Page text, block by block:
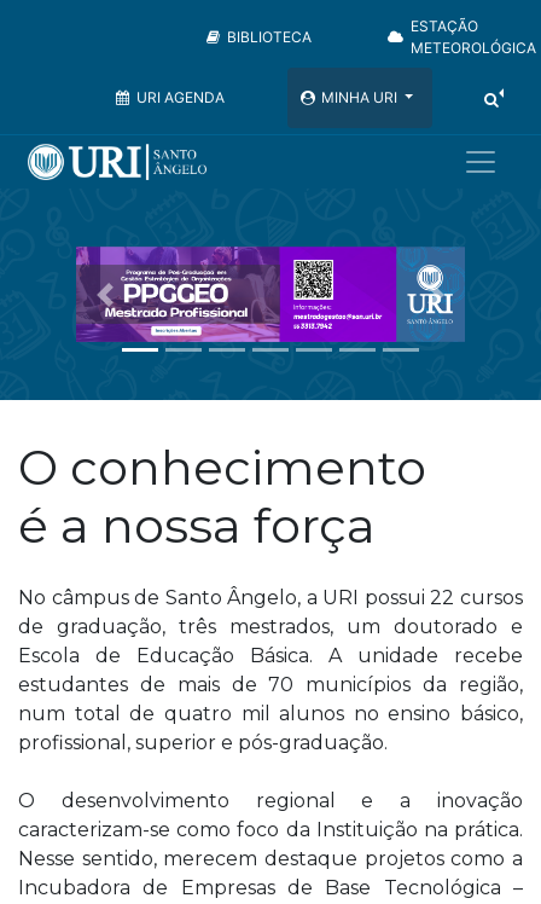
BIBLIOTECA
ESTAÇÃO
METEOROLÓGICA
URI AGENDA MINHA URI
Anterior Próximo
O conhecimento
é a nossa força
No câmpus de Santo Ângelo, a URI possui 22 cursos
de graduação, três mestrados, um doutorado e
Escola de Educação Básica. A unidade recebe
estudantes de mais de 70 municípios da região,
num total de quatro mil alunos no ensino básico,
profissional, superior e pós-graduação.
O desenvolvimento regional e a inovação
caracterizam-se como foco da Instituição na prática.
Nesse sentido, merecem destaque projetos como a
Incubadora de Empresas de Base Tecnológica –